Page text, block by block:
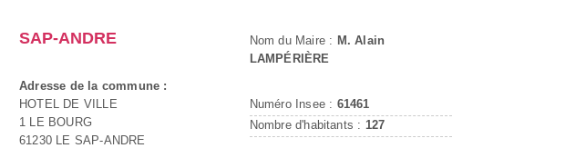
SAP-ANDRE
Adresse de la commune :
HOTEL DE VILLE
1 LE BOURG
61230 LE SAP-ANDRE
Nom du Maire : M. Alain
LAMPÉRIÈRE
Numéro Insee : 61461
Nombre d'habitants : 127